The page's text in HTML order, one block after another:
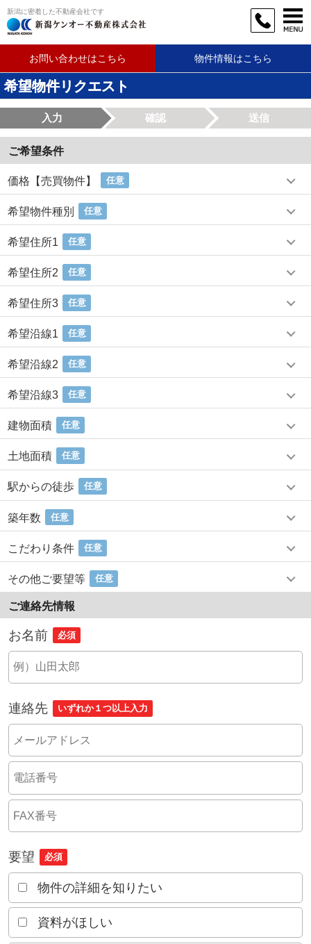
新潟に密着した不動産会社です
お問い合わせはこちら 物件情報はこちら
希望物件リクエスト
入力 確認 送信
ご希望条件
価格【売買物件】 任意
希望物件種別 任意
希望住所1 任意
希望住所2 任意
希望住所3 任意
希望沿線1 任意
希望沿線2 任意
希望沿線3 任意
建物面積 任意
土地面積 任意
駅からの徒歩 任意
築年数 任意
こだわり条件 任意
その他ご要望等 任意
ご連絡先情報
お名前 必須
連絡先 いずれか１つ以上入力
要望 必須
物件の詳細を知りたい
資料がほしい